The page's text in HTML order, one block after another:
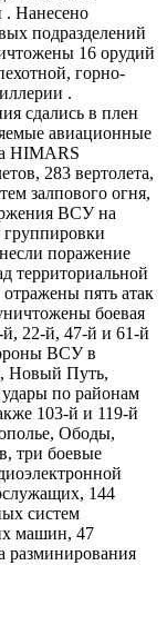
. Нанесено
подразделений
16 орудий
горно-​
.
сдались в плен
авиационные
HIMARS
283 вертолета,
залпового огня,
ВСУ на
поражение
территориальной
пять атак
боевая
22-й, 47-й и 61-й
ВСУ в
Новый Путь,
по районам
103-й и 119-й
Ободы,
три боевые
144
систем
машин, 47
разминирования